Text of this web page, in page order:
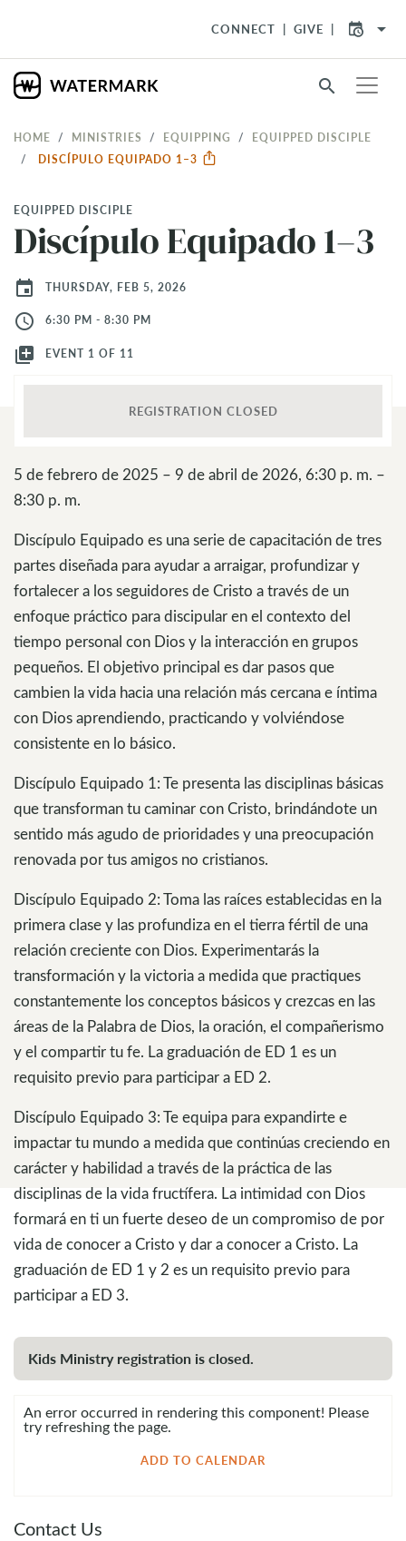
CONNECT GIVE arrow_drop_down
search
HOME MINISTRIES EQUIPPING
EQUIPPED DISCIPLE
DISCÍPULO EQUIPADO 1–3
EQUIPPED DISCIPLE
Discípulo Equipado 1–3
event THURSDAY, FEB 5, 2026
access_time 6:30 PM - 8:30 PM
library_add EVENT 1 OF 11
REGISTRATION CLOSED
5 de febrero de 2025 – 9 de abril de 2026, 6:30 p. m. –
8:30 p. m.
Discípulo Equipado es una serie de capacitación de tres
partes diseñada para ayudar a arraigar, profundizar y
fortalecer a los seguidores de Cristo a través de un
enfoque práctico para discipular en el contexto del
tiempo personal con Dios y la interacción en grupos
pequeños. El objetivo principal es dar pasos que
cambien la vida hacia una relación más cercana e íntima
con Dios aprendiendo, practicando y volviéndose
consistente en lo básico.
Discípulo Equipado 1: Te presenta las disciplinas básicas
que transforman tu caminar con Cristo, brindándote un
sentido más agudo de prioridades y una preocupación
renovada por tus amigos no cristianos.
Discípulo Equipado 2: Toma las raíces establecidas en la
primera clase y las profundiza en el tierra fértil de una
relación creciente con Dios. Experimentarás la
transformación y la victoria a medida que practiques
constantemente los conceptos básicos y crezcas en las
áreas de la Palabra de Dios, la oración, el compañerismo
y el compartir tu fe. La graduación de ED 1 es un
requisito previo para participar a ED 2.
Discípulo Equipado 3: Te equipa para expandirte e
impactar tu mundo a medida que continúas creciendo en
carácter y habilidad a través de la práctica de las
disciplinas de la vida fructífera. La intimidad con Dios
formará en ti un fuerte deseo de un compromiso de por
vida de conocer a Cristo y dar a conocer a Cristo. La
graduación de ED 1 y 2 es un requisito previo para
participar a ED 3.
Kids Ministry registration is closed.
An error occurred in rendering this component! Please
try refreshing the page.
ADD TO CALENDAR
Contact Us